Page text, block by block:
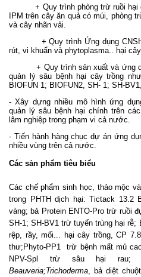
+ Quy trình phòng trừ ruồi hại
IPM trên cây ăn quả có múi, phòng
và cây nhãn vải.
+ Quy trình Ứng dụng CNSH
rút, vi khuẩn và phytoplasma.. hại
+ Quy trình sản xuất và ứng
quản lý sâu bệnh hại cây trồng
BIOFUN 1; BIOFUN2, SH- 1; SH-
- Xây dựng nhiều mô hình ứng
quản lý sâu bệnh hại chính trên
lâm nghiệp trong phạm vi cả nước.
- Tiến hành hàng chục dự án ứng
nhiều vùng trên cả nước.
Các sản phẩm tiêu biểu
Các chế phẩm sinh học, thảo mộc
trong PHTH dịch hại: Tictack
vàng;bả Protein ENTO-Pro trừ ruồi
SH-1; SH-BV1 trừ tuyến trùng hại rễ;
rệp, rầy, mối... hại cây trồng, CP
thư;Phyto-PP1 trừ bệnh mất mủ
NPV-Spl trừ sâu hại
Beauveria;Trichoderma , bả diệt